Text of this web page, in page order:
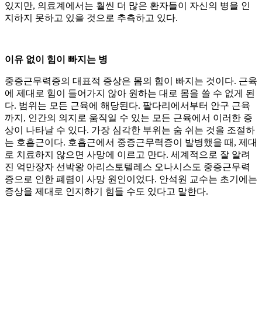
있지만, 의료계에서는 훨씬 더 많은 환자들이 자신의 병을 인
지하지 못하고 있을 것으로 추측하고 있다.
이유 없이 힘이 빠지는 병
중증근무력증의 대표적 증상은 몸의 힘이 빠지는 것이다. 근육
에 제대로 힘이 들어가지 않아 원하는 대로 몸을 쓸 수 없게 된
다. 범위는 모든 근육에 해당된다. 팔다리에서부터 안구 근육
까지, 인간의 의지로 움직일 수 있는 모든 근육에서 이러한 증
상이 나타날 수 있다. 가장 심각한 부위는 숨 쉬는 것을 조절하
는 호흡근이다. 호흡근에서 중증근무력증이 발병했을 때, 제대
로 치료하지 않으면 사망에 이르고 만다. 세계적으로 잘 알려
진 억만장자 선박왕 아리스토텔레스 오나시스도 중증근무력
증으로 인한 폐렴이 사망 원인이었다. 안석원 교수는 초기에는
증상을 제대로 인지하기 힘들 수도 있다고 말한다.